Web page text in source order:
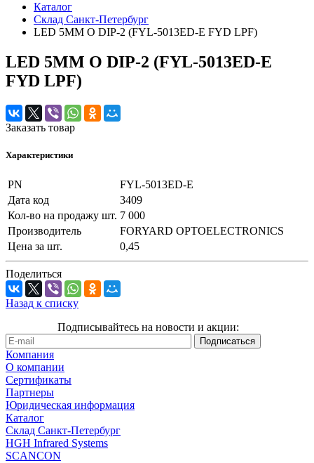
Каталог
Cклад Санкт-Петербург
LED 5MM O DIP-2 (FYL-5013ED-E FYD LPF)
LED 5MM O DIP-2 (FYL-5013ED-E
FYD LPF)
Заказать товар
Характеристики
PN
FYL-5013ED-E
Дата код
3409
Кол-во на продажу шт. 7 000
Производитель
FORYARD OPTOELECTRONICS
Цена за шт.
0,45
Поделиться
Назад к списку
Подписывайтесь на новости и акции:
Компания
О компании
Сертификаты
Партнеры
Юридическая информация
Каталог
Cклад Санкт-Петербург
HGH Infrared Systems
SCANCON